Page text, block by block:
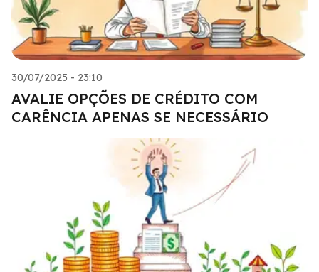
30/07/2025 - 23:10
AVALIE OPÇÕES DE CRÉDITO COM
CARÊNCIA APENAS SE NECESSÁRIO